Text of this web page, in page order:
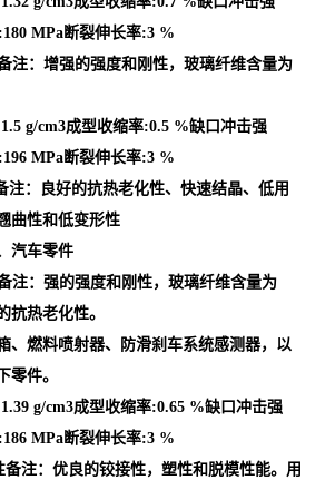
MPa断裂伸长率:3 %
注：增强的强度和刚性，玻璃纤维含量为
g/cm3成型收缩率:0.5 %缺口冲击强
MPa断裂伸长率:3 %
注：良好的抗热老化性、快速结晶、低用
曲性和低变形性
汽车零件
注：强的强度和刚性，玻璃纤维含量为
抗热老化性。
、燃料喷射器、防滑刹车系统感测器，以
零件。
g/cm3成型收缩率:0.65 %缺口冲击强
MPa断裂伸长率:3 %
备注：优良的铰接性，塑性和脱模性能。用